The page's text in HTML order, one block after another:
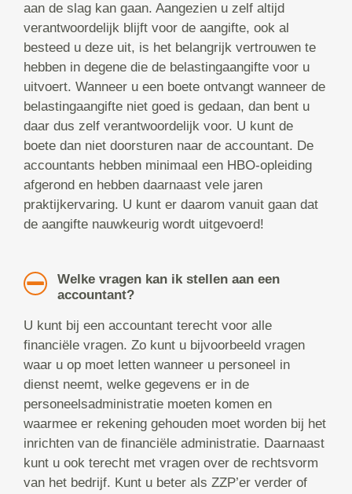
aan de slag kan gaan. Aangezien u zelf altijd
verantwoordelijk blijft voor de aangifte, ook al
besteed u deze uit, is het belangrijk vertrouwen te
hebben in degene die de belastingaangifte voor u
uitvoert. Wanneer u een boete ontvangt wanneer de
belastingaangifte niet goed is gedaan, dan bent u
daar dus zelf verantwoordelijk voor. U kunt de
boete dan niet doorsturen naar de accountant. De
accountants hebben minimaal een HBO-opleiding
afgerond en hebben daarnaast vele jaren
praktijkervaring. U kunt er daarom vanuit gaan dat
de aangifte nauwkeurig wordt uitgevoerd!
Welke vragen kan ik stellen aan een
accountant?
U kunt bij een accountant terecht voor alle
financiële vragen. Zo kunt u bijvoorbeeld vragen
waar u op moet letten wanneer u personeel in
dienst neemt, welke gegevens er in de
personeelsadministratie moeten komen en
waarmee er rekening gehouden moet worden bij het
inrichten van de financiële administratie. Daarnaast
kunt u ook terecht met vragen over de rechtsvorm
van het bedrijf. Kunt u beter als ZZP’er verder of